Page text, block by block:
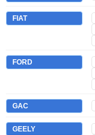
FIAT
FORD
GAC
GEELY